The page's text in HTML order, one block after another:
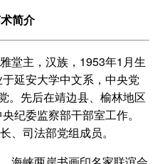
简介
堂主，汉族，1953年1月生
延安大学中文系，中央党
。先后在靖边县、榆林地区
纪委监察部干部室工作。
、司法部党组成员。